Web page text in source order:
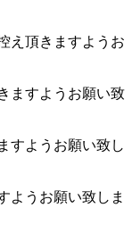
え頂きますようお
ますようお願い致
すようお願い致し
ようお願い致しま